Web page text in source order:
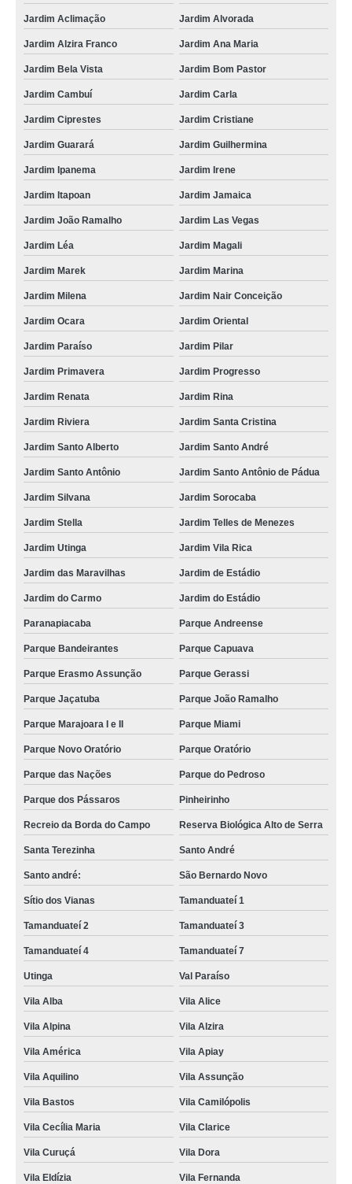
Jardim Aclimação Jardim Alvorada
Jardim Alzira Franco Jardim Ana Maria
Jardim Bela Vista Jardim Bom Pastor
Jardim Cambuí Jardim Carla
Jardim Ciprestes Jardim Cristiane
Jardim Guarará Jardim Guilhermina
Jardim Ipanema Jardim Irene
Jardim Itapoan Jardim Jamaica
Jardim João Ramalho Jardim Las Vegas
Jardim Léa Jardim Magali
Jardim Marek Jardim Marina
Jardim Milena Jardim Nair Conceição
Jardim Ocara Jardim Oriental
Jardim Paraíso Jardim Pilar
Jardim Primavera Jardim Progresso
Jardim Renata Jardim Rina
Jardim Riviera Jardim Santa Cristina
Jardim Santo Alberto Jardim Santo André
Jardim Santo Antônio Jardim Santo Antônio de Pádua
Jardim Silvana Jardim Sorocaba
Jardim Stella Jardim Telles de Menezes
Jardim Utinga Jardim Vila Rica
Jardim das Maravilhas Jardim de Estádio
Jardim do Carmo Jardim do Estádio
Paranapiacaba Parque Andreense
Parque Bandeirantes Parque Capuava
Parque Erasmo Assunção Parque Gerassi
Parque Jaçatuba Parque João Ramalho
Parque Marajoara I e II Parque Miami
Parque Novo Oratório Parque Oratório
Parque das Nações Parque do Pedroso
Parque dos Pássaros Pinheirinho
Recreio da Borda do Campo Reserva Biológica Alto de Serra
Santa Terezinha Santo André
Santo andré: São Bernardo Novo
Sítio dos Vianas Tamanduateí 1
Tamanduateí 2 Tamanduateí 3
Tamanduateí 4 Tamanduateí 7
Utinga Val Paraíso
Vila Alba Vila Alice
Vila Alpina Vila Alzira
Vila América Vila Apiay
Vila Aquilino Vila Assunção
Vila Bastos Vila Camilópolis
Vila Cecília Maria Vila Clarice
Vila Curuçá Vila Dora
Vila Eldízia Vila Fernanda